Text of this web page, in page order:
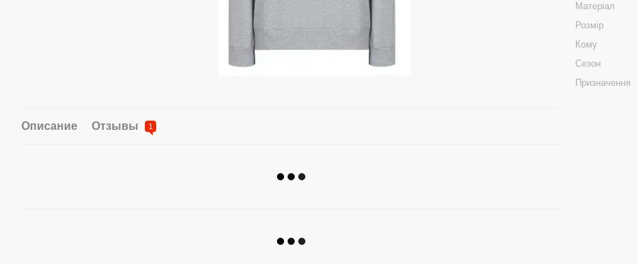
Описание Отзывы 1
Матеріал
Розмір
Кому
Сезон
Призначення